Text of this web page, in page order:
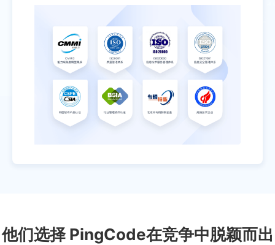
他们选择 PingCode在竞争中脱颖而出